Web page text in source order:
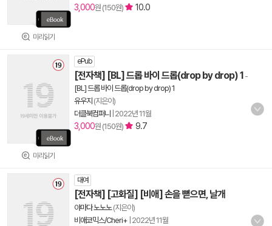
미리읽기
3,000원 (150원) 10.0
미리읽기
ePub
[전자책] [BL] 드롭 바이 드롭(drop by drop) 1 -
[BL] 드롭 바이 드롭(drop by drop) 1
유우지 (지은이)
더클북컴퍼니
2022년 11월
3,000원 (150원) 9.7
대여
[전자책] [고화질] [비애] 손을 뻗으면, 날개
야마다 노노노(지은이)
비애코믹스/Cheri+ 2022년 11월